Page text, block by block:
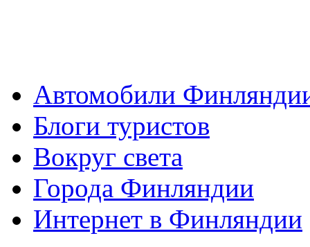
Автомобили
Блоги туристов
Вокруг света
Города Финляндии
Интернет в Финляндии